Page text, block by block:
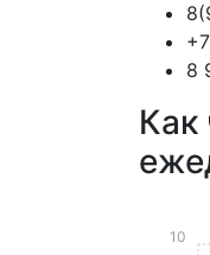
8
Как
10